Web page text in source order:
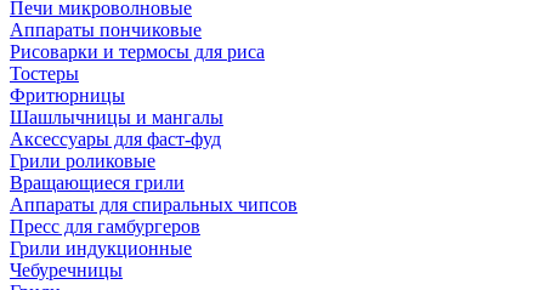
Печи микроволновые
Аппараты пончиковые
Рисоварки и термосы для риса
Тостеры
Фритюрницы
Шашлычницы и мангалы
Аксессуары для фаст-фуд
Грили роликовые
Вращающиеся грили
Аппараты для спиральных чипсов
Пресс для гамбургеров
Грили индукционные
Чебуречницы